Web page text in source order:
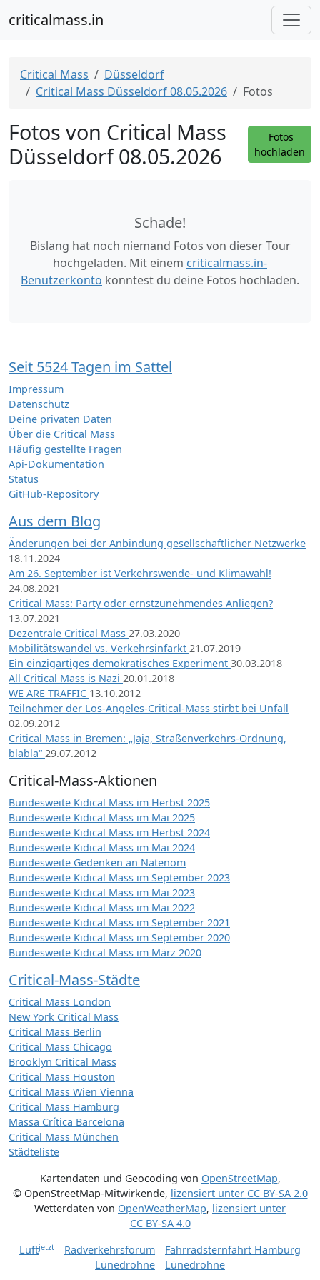
criticalmass.in
Critical Mass
Düsseldorf
Critical Mass Düsseldorf 08.05.2026
Fotos
Fotos von Critical Mass
Düsseldorf 08.05.2026
Fotos
hochladen
Schade!
Bislang hat noch niemand Fotos von dieser Tour
hochgeladen. Mit einem criticalmass.in-
Benutzerkonto könntest du deine Fotos hochladen.
Seit 5524 Tagen im Sattel
Impressum
Datenschutz
Deine privaten Daten
Über die Critical Mass
Häufig gestellte Fragen
Api-Dokumentation
Status
GitHub-Repository
Aus dem Blog
Änderungen bei der Anbindung gesellschaftlicher Netzwerke
18.11.2024
Am 26. September ist Verkehrswende- und Klimawahl!
24.08.2021
Critical Mass: Party oder ernstzunehmendes Anliegen?
13.07.2021
Dezentrale Critical Mass 27.03.2020
Mobilitätswandel vs. Verkehrsinfarkt 21.07.2019
Ein einzigartiges demokratisches Experiment 30.03.2018
All Critical Mass is Nazi 20.01.2018
WE ARE TRAFFIC 13.10.2012
Teilnehmer der Los-Angeles-Critical-Mass stirbt bei Unfall
02.09.2012
Critical Mass in Bremen: „Jaja, Straßenverkehrs-Ordnung,
blabla“ 29.07.2012
Critical-Mass-Aktionen
Bundesweite Kidical Mass im Herbst 2025
Bundesweite Kidical Mass im Mai 2025
Bundesweite Kidical Mass im Herbst 2024
Bundesweite Kidical Mass im Mai 2024
Bundesweite Gedenken an Natenom
Bundesweite Kidical Mass im September 2023
Bundesweite Kidical Mass im Mai 2023
Bundesweite Kidical Mass im Mai 2022
Bundesweite Kidical Mass im September 2021
Bundesweite Kidical Mass im September 2020
Bundesweite Kidical Mass im März 2020
Critical-Mass-Städte
Critical Mass London
New York Critical Mass
Critical Mass Berlin
Critical Mass Chicago
Brooklyn Critical Mass
Critical Mass Houston
Critical Mass Wien Vienna
Critical Mass Hamburg
Massa Crítica Barcelona
Critical Mass München
Städteliste
Kartendaten und Geocoding von OpenStreetMap,
© OpenStreetMap-Mitwirkende, lizensiert unter CC BY-SA 2.0
Wetterdaten von OpenWeatherMap, lizensiert unter
CC BY-SA 4.0
Luftjetzt Radverkehrsforum
Fahrradsternfahrt Hamburg
Lünedrohne
Lünedrohne